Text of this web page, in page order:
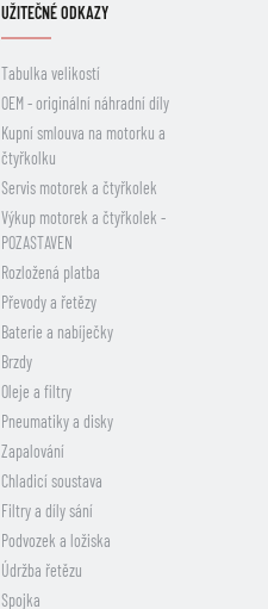
UŽITEČNÉ ODKAZY
Tabulka velikostí
OEM - originální náhradní díly
Kupní smlouva na motorku a
čtyřkolku
Servis motorek a čtyřkolek
Výkup motorek a čtyřkolek -
POZASTAVEN
Rozložená platba
Převody a řetězy
Baterie a nabíječky
Brzdy
Oleje a filtry
Pneumatiky a disky
Zapalování
Chladicí soustava
Filtry a díly sání
Podvozek a ložiska
Údržba řetězu
Spojka